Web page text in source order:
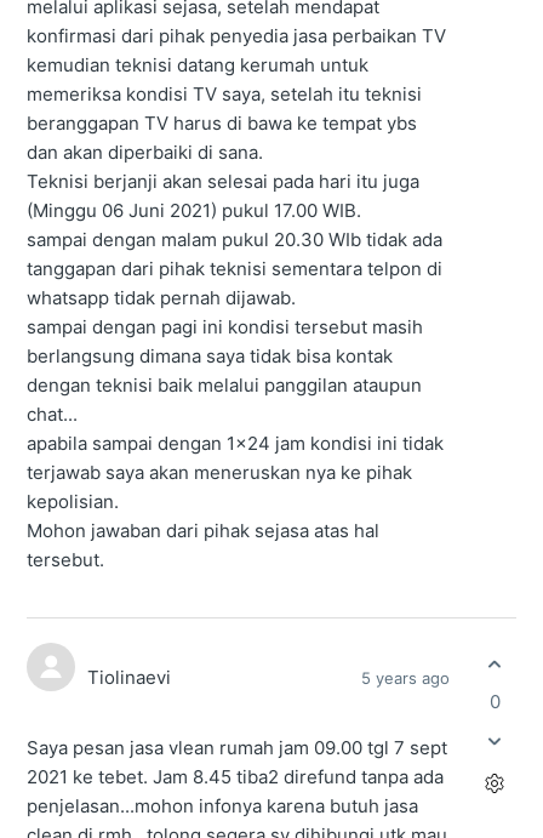
melalui aplikasi sejasa, setelah mendapat
konfirmasi dari pihak penyedia jasa perbaikan TV
kemudian teknisi datang kerumah untuk
memeriksa kondisi TV saya, setelah itu teknisi
beranggapan TV harus di bawa ke tempat ybs
dan akan diperbaiki di sana.
Teknisi berjanji akan selesai pada hari itu juga
(Minggu 06 Juni 2021) pukul 17.00 WIB.
sampai dengan malam pukul 20.30 WIb tidak ada
tanggapan dari pihak teknisi sementara telpon di
whatsapp tidak pernah dijawab.
sampai dengan pagi ini kondisi tersebut masih
berlangsung dimana saya tidak bisa kontak
dengan teknisi baik melalui panggilan ataupun
chat...
apabila sampai dengan 1x24 jam kondisi ini tidak
terjawab saya akan meneruskan nya ke pihak
kepolisian.
Mohon jawaban dari pihak sejasa atas hal
tersebut.
Tiolinaevi 5 years ago
Saya pesan jasa vlean rumah jam 09.00 tgl 7 sept
2021 ke tebet. Jam 8.45 tiba2 direfund tanpa ada
penjelasan...mohon infonya karena butuh jasa
0